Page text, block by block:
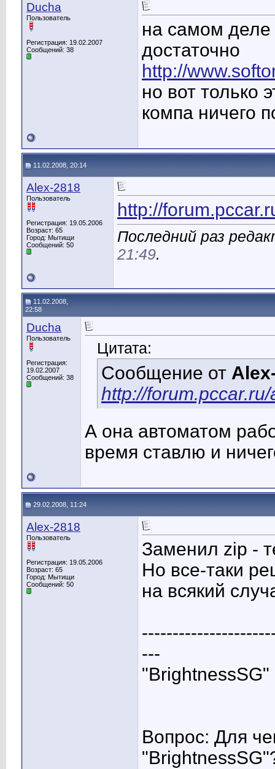
Ducha
Пользователь
Регистрация: 19.02.2007
Сообщений: 38
на самом деле
достаточно
http://
но вот только
компа ничего
11.02.2008, 20:14
Alex-2818
Пользователь
Регистрация: 19.05.2006
Возраст: 65
Город: Мытищи
Сообщений: 50
http://
Последний раз
21:49.
11.02.2008,
22:58
Ducha
Пользователь
Регистрация:
19.02.2007
Сообщений: 38
Цитата:
Сообщение от
http://
А она автоматом
время ставлю и
29.02.2008, 11:24
Alex-2818
Пользователь
Регистрация: 19.05.2006
Возраст: 65
Город: Мытищи
Сообщений: 50
Заменил zip -
Но все-таки
на всякий
---
"BrightnessSG"
Вопрос: Для